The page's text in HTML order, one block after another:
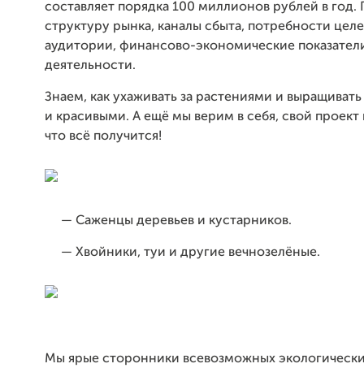
составляет порядка 100 миллионов рублей в
структуру рынка, каналы сбыта, потребности
аудитории, финансово-экономические
деятельности.
Знаем, как ухаживать за растениями и
и красивыми. А ещё мы верим в себя, свой проект
что всё получится!
— Саженцы деревьев и кустарников.
— Хвойники, туи и другие вечнозелёные.
Мы ярые сторонники всевозможных